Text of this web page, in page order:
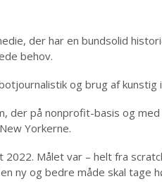
der har en bundsolid
behov.
og brug af kunstig
der på nonprofit-basis og
Yorkerne.
Målet var – helt fra
ny og bedre måde skal tage